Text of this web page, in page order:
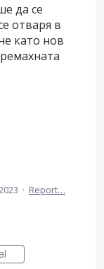
да се
отваря в
като нов
· Report…